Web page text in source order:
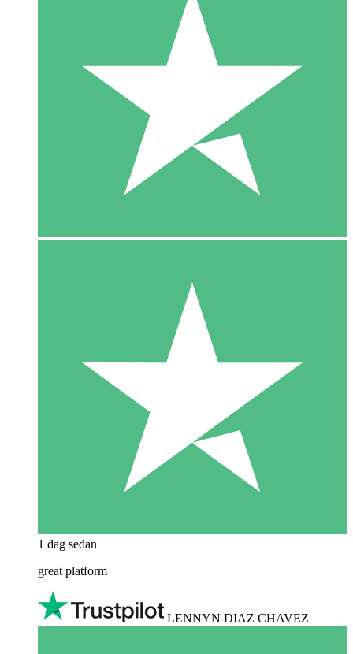
1 dag sedan
great platform
LENNYN DIAZ CHAVEZ